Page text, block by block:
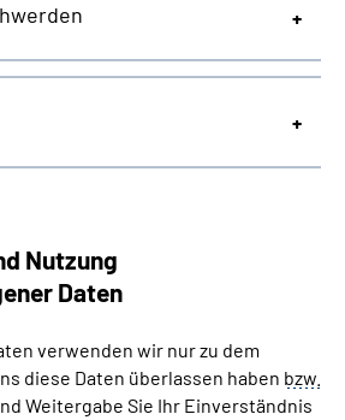
Nutzung
Daten
verwenden wir nur zu dem
diese Daten überlassen haben bzw.
Weitergabe Sie Ihr Einverständnis